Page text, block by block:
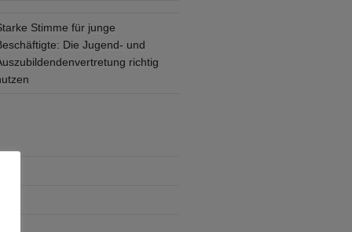
Stimme für junge
Die Jugend- und
richtig